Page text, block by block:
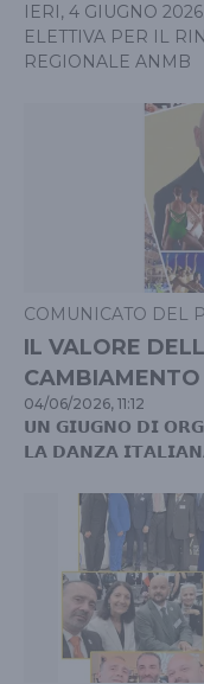
IERI, 4 GIUGNO
ELETTIVA PER IL
REGIONALE ANMB
COMUNICATO DEL
IL VALORE
CAMBIAMENTO
04/06/2026, 11:12
𝗨𝗡 𝗚𝗜𝗨𝗚𝗡𝗢 𝗗𝗜
𝗟𝗔 𝗗𝗔𝗡𝗭𝗔